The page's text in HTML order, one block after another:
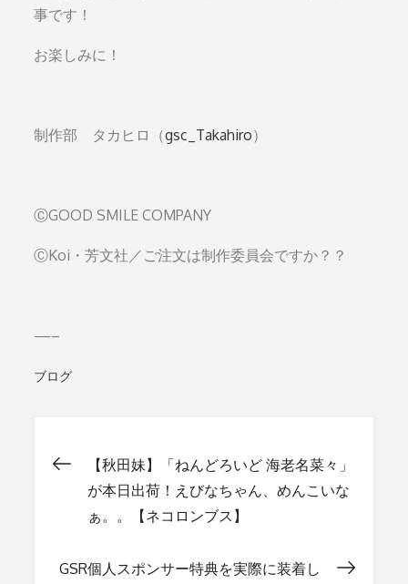
事です！
お楽しみに！
制作部 タカヒロ（gsc_Takahiro）
ⒸGOOD SMILE COMPANY
ⒸKoi・芳文社／ご注文は制作委員会ですか？？
—–
ブログ
投
稿
【秋田妹】「ねんどろいど 海老名菜々」
が本日出荷！えびなちゃん、めんこいな
ぁ。。【ネコロンブス】
GSR個人スポンサー特典を実際に装着し